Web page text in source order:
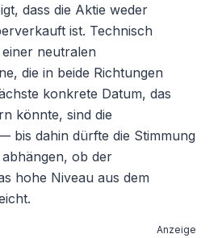
dass die Aktie weder
ist. Technisch
neutralen
die in beide Richtungen
konkrete Datum, das
könnte, sind die
bis dahin dürfte die Stimmung
ob der
hohe Niveau aus dem
Anzeige